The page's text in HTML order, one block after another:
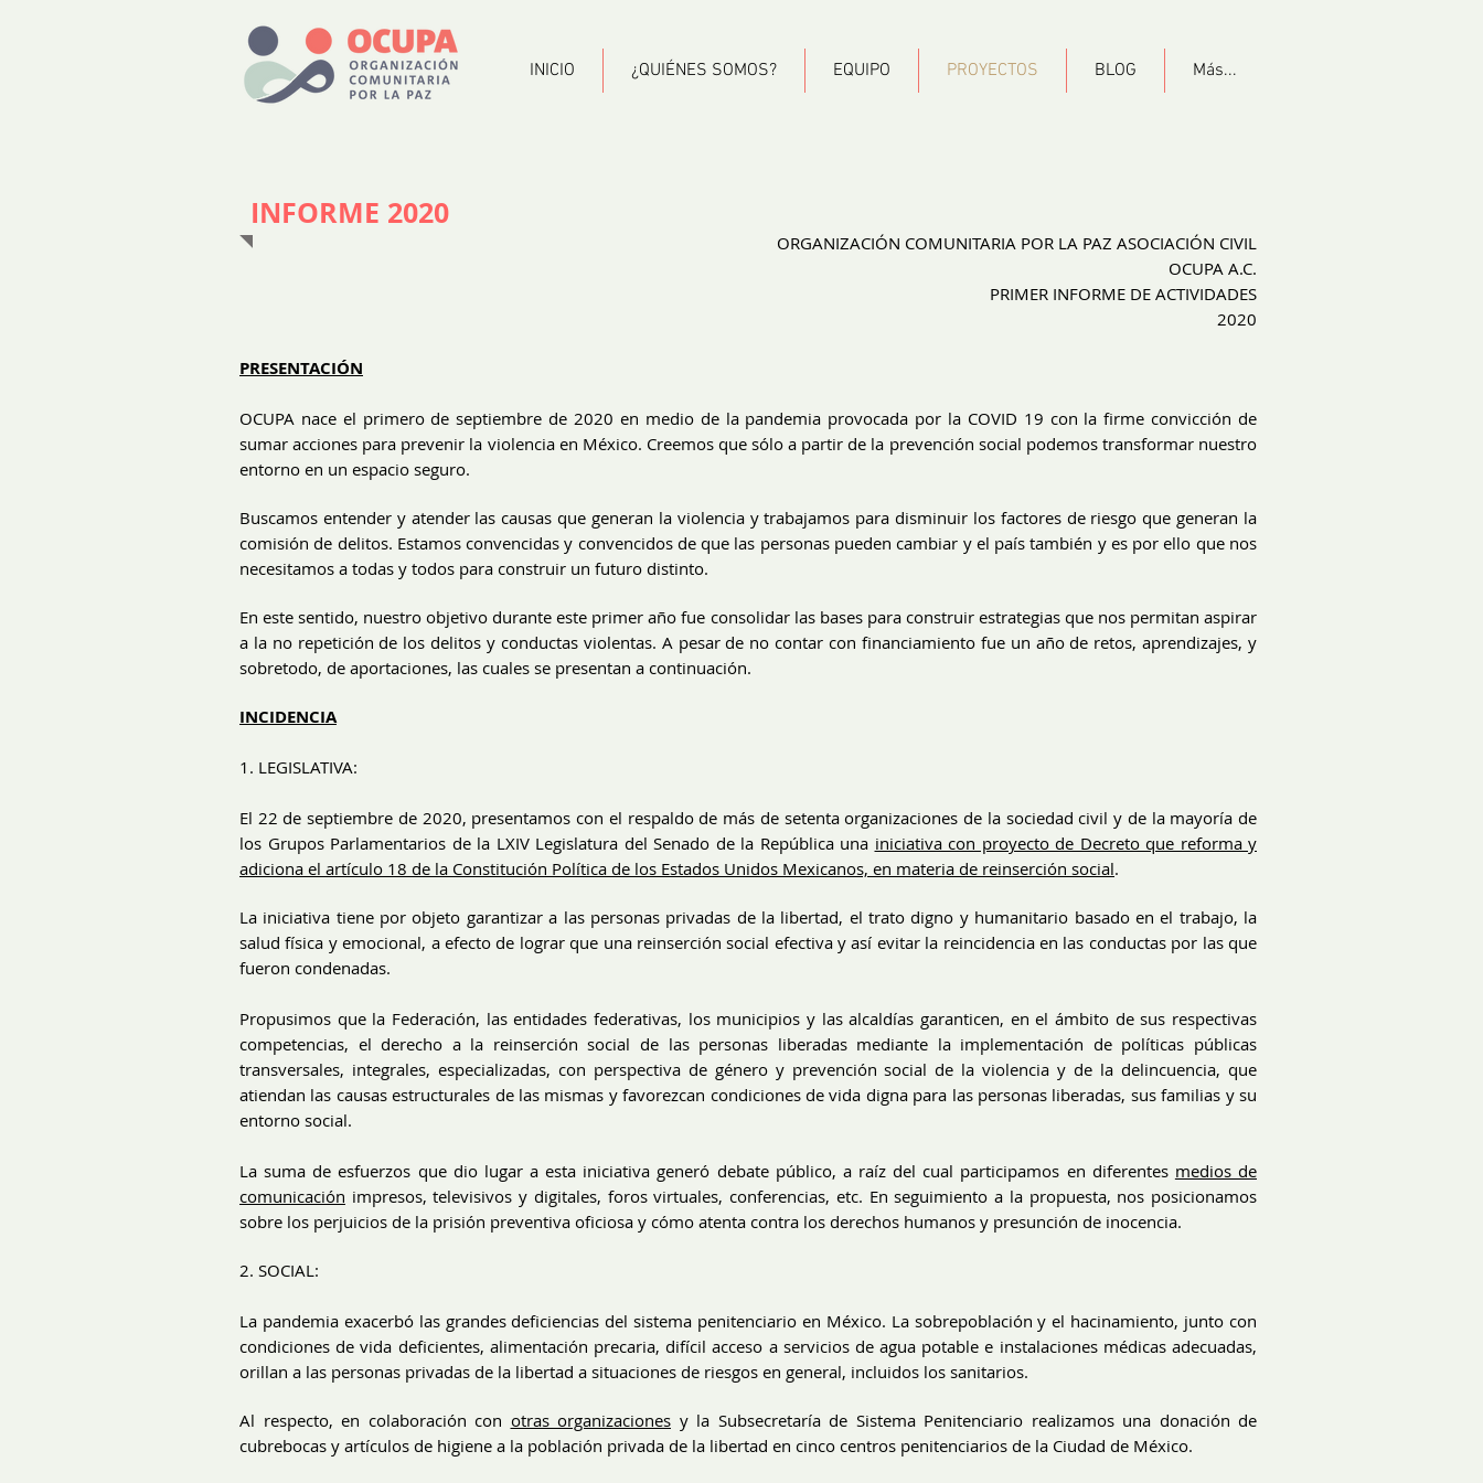
INICIO ¿QUIÉNES SOMOS? EQUIPO PROYECTOS BLOG Más...
INFORME 2020
ORGANIZACIÓN COMUNITARIA POR LA PAZ ASOCIACIÓN CIVIL
OCUPA A.C.
PRIMER INFORME DE ACTIVIDADES
2020
PRESENTACIÓN
OCUPA nace el primero de septiembre de 2020 en medio de la pandemia provocada por la COVID 19 con la firme convicción de
sumar acciones para prevenir la violencia en México. Creemos que sólo a partir de la prevención social podemos transformar nuestro
entorno en un espacio seguro.
Buscamos entender y atender las causas que generan la violencia y trabajamos para disminuir los factores de riesgo que generan la
comisión de delitos. Estamos convencidas y convencidos de que las personas pueden cambiar y el país también y es por ello que nos
necesitamos a todas y todos para construir un futuro distinto.
En este sentido, nuestro objetivo durante este primer año fue consolidar las bases para construir estrategias que nos permitan aspirar
a la no repetición de los delitos y conductas violentas. A pesar de no contar con financiamiento fue un año de retos, aprendizajes, y
sobretodo, de aportaciones, las cuales se presentan a continuación.
INCIDENCIA
1. LEGISLATIVA:
El 22 de septiembre de 2020, presentamos con el respaldo de más de setenta organizaciones de la sociedad civil y de la mayoría de
los Grupos Parlamentarios de la LXIV Legislatura del Senado de la República una iniciativa con proyecto de Decreto que reforma y
adiciona el artículo 18 de la Constitución Política de los Estados Unidos Mexicanos, en materia de reinserción social.
La iniciativa tiene por objeto garantizar a las personas privadas de la libertad, el trato digno y humanitario basado en el trabajo, la
salud física y emocional, a efecto de lograr que una reinserción social efectiva y así evitar la reincidencia en las conductas por las que
fueron condenadas.
Propusimos que la Federación, las entidades federativas, los municipios y las alcaldías garanticen, en el ámbito de sus respectivas
competencias, el derecho a la reinserción social de las personas liberadas mediante la implementación de políticas públicas
transversales, integrales, especializadas, con perspectiva de género y prevención social de la violencia y de la delincuencia, que
atiendan las causas estructurales de las mismas y favorezcan condiciones de vida digna para las personas liberadas, sus familias y su
entorno social.
La suma de esfuerzos que dio lugar a esta iniciativa generó debate público, a raíz del cual participamos en diferentes medios de
comunicación impresos, televisivos y digitales, foros virtuales, conferencias, etc. En seguimiento a la propuesta, nos posicionamos
sobre los perjuicios de la prisión preventiva oficiosa y cómo atenta contra los derechos humanos y presunción de inocencia.
2. SOCIAL:
La pandemia exacerbó las grandes deficiencias del sistema penitenciario en México. La sobrepoblación y el hacinamiento, junto con
condiciones de vida deficientes, alimentación precaria, difícil acceso a servicios de agua potable e instalaciones médicas adecuadas,
orillan a las personas privadas de la libertad a situaciones de riesgos en general, incluidos los sanitarios.
Al respecto, en colaboración con otras organizaciones y la Subsecretaría de Sistema Penitenciario realizamos una donación de
cubrebocas y artículos de higiene a la población privada de la libertad en cinco centros penitenciarios de la Ciudad de México.